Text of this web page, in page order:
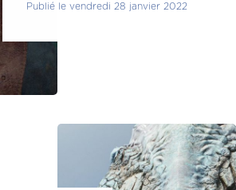
Publié le vendredi 28 janvier 2022